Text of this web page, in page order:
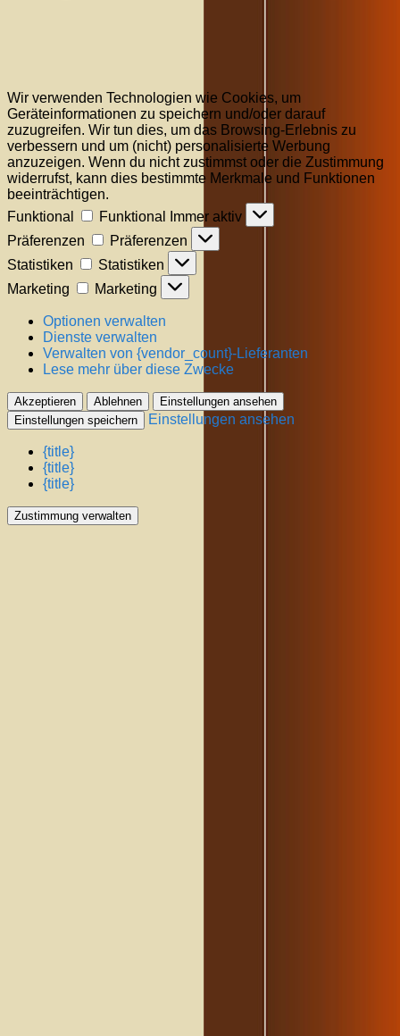
Wir verwenden Technologien wie Cookies, um
Geräteinformationen zu speichern und/oder darauf
zuzugreifen. Wir tun dies, um das Browsing-Erlebnis zu
verbessern und um (nicht) personalisierte Werbung
anzuzeigen. Wenn du nicht zustimmst oder die Zustimmung
widerrufst, kann dies bestimmte Merkmale und Funktionen
beeinträchtigen.
Funktional
Funktional
Immer aktiv
Präferenzen
Präferenzen
Statistiken
Statistiken
Marketing
Marketing
Optionen verwalten
Dienste verwalten
Verwalten von {vendor_count}-Lieferanten
Lese mehr über diese Zwecke
Akzeptieren Ablehnen
Einstellungen ansehen
Einstellungen speichern
Einstellungen ansehen
{title}
{title}
{title}
Zustimmung verwalten